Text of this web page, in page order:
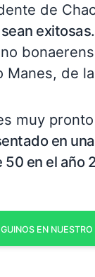
de
exitosas.
Manes, de
muy
en
50 en el año
EN